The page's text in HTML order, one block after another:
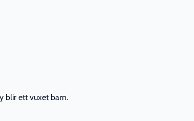
blir ett vuxet barn.